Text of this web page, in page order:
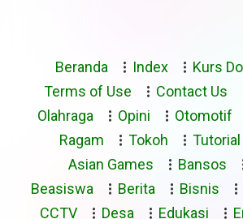
Beranda Index
Kurs
Terms of Use
Contact Us
Olahraga
Opini Otomotif
Ragam
Tokoh Tutorial
Asian Games
Bansos
Beasiswa
Berita Bisnis
CCTV
Desa Edukasi